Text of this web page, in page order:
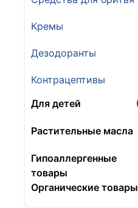
Кремы
Дезодоранты
Контрацептивы
Для детей
Растительные масла
Гипоаллергенные
товары
Органические товары